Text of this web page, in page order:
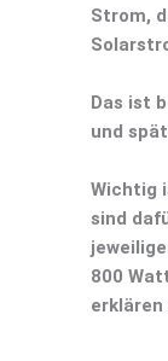
Strom,
Das ist
und
Wichtig
sind
800